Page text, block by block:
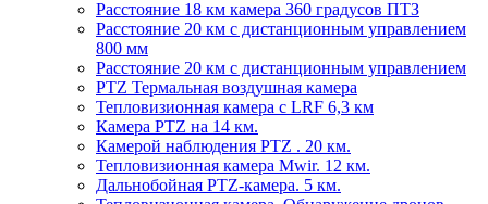
Расстояние 18 км камера 360 градусов ПТЗ
Расстояние 20 км с дистанционным управлением
800 мм
Расстояние 20 км с дистанционным управлением
PTZ Термальная воздушная камера
Тепловизионная камера с LRF 6,3 км
Камера PTZ на 14 км.
Камерой наблюдения PTZ . 20 км.
Тепловизионная камера Mwir. 12 км.
Дальнобойная PTZ-камера. 5 км.